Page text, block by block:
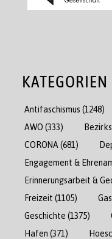
KATEGORIEN
Antifaschismus (1248)
AWO (333)
CORONA (681)
Engagement &
Erinnerungsarbeit &
Freizeit (1105)
Geschichte (1375)
Hafen (371)